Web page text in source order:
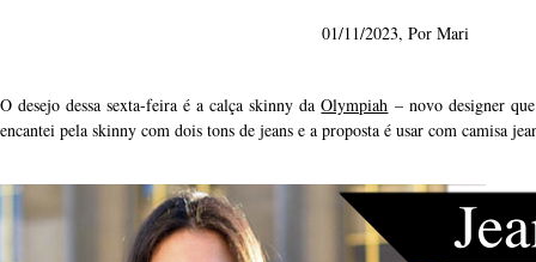
01/11/2023, Por Mari
O desejo dessa sexta-feira é a calça skinny daOlympiah – novo designer
encantei pela skinny com dois tons de jeans e a proposta é usar com camisa